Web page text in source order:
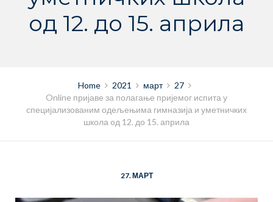
oд 12. до 15. априла
Home 2021 март
27
Online пријаве за полагање пријемог испита у
специјализованим одељењима гимназија и уметничких
школа oд 12. до 15. априла
27. МАРТ